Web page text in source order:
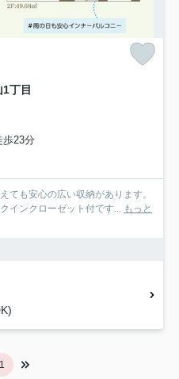
丁目
歩23分
ても安心の広い収納があります。
インクローゼット付です... もっと
1